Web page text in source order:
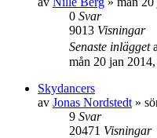
0 Svar
9013 Visningar
Senaste inlägget
mån 20 jan
Skydancers
av Jonas Nordstedt »
9 Svar
20471 Visningar